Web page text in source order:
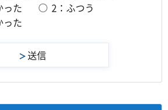
った
2：ふつう
った